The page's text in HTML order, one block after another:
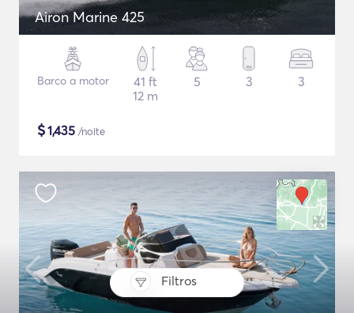
Filtros
Airon Marine 425
Barco a motor
41 ft
12 m
5 3 3
$1,435 /noite